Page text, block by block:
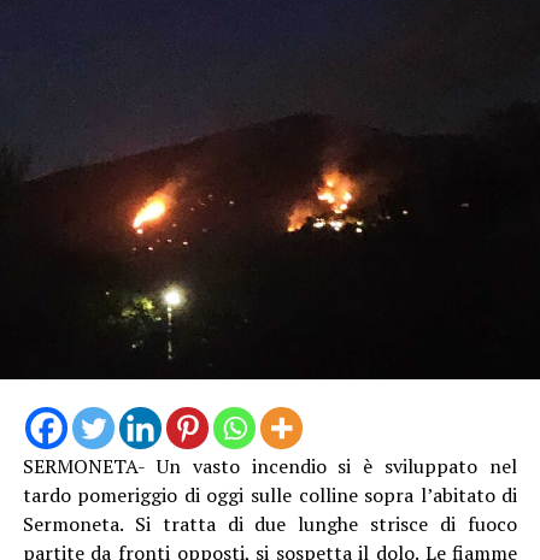
SERMONETA- Un vasto incendio si è sviluppato nel
tardo pomeriggio di oggi sulle colline sopra l’abitato di
Sermoneta. Si tratta di due lunghe strisce di fuoco
partite da fronti opposti, si sospetta il dolo. Le fiamme